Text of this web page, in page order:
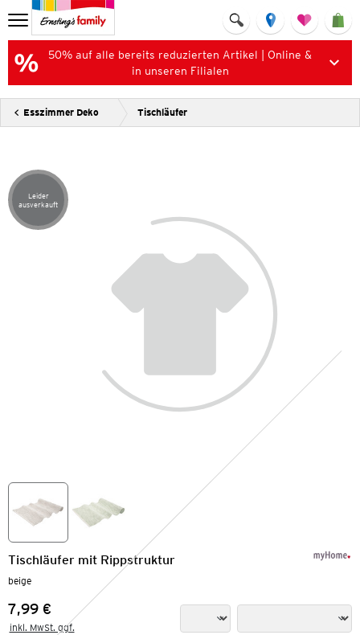
50% auf alle bereits reduzierten Artikel | Online &
in unseren Filialen
Esszimmer Deko Tischläufer
Artikel leider ausverkauft
Leider
ausverkauft
Tischläufer mit Rippstruktur
beige
Preis:
7,99 €
inkl. MwSt. ggf.